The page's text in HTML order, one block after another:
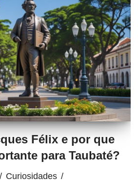
Félix e por que
para Taubaté?
Curiosidades